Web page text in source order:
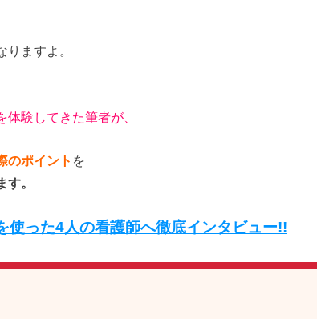
ますよ。
験してきた筆者が、
のポイント を
。
使った4人の看護師へ徹底インタビュー!!